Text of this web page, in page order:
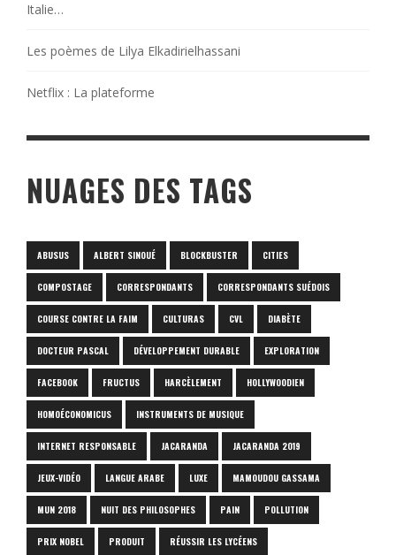
Italie…
Les poèmes de Lilya Elkadirielhassani
Netflix : La plateforme
NUAGES DES TAGS
ABUSUS ALBERT SINOUÉ BLOCKBUSTER CITIES
COMPOSTAGE CORRESPONDANTS CORRESPONDANTS SUÉDOIS
COURSE CONTRE LA FAIM CULTURAS CVL DIABÈTE
DOCTEUR PASCAL DÉVELOPPEMENT DURABLE EXPLORATION
FACEBOOK FRUCTUS HARCÈLEMENT HOLLYWOODIEN
HOMOÉCONOMICUS INSTRUMENTS DE MUSIQUE
INTERNET RESPONSABLE JACARANDA JACARANDA 2019
JEUX-VIDÉO LANGUE ARABE LUXE MAMOUDOU GASSAMA
MUN 2018 NUIT DES PHILOSOPHES PAIN POLLUTION
PRIX NOBEL PRODUIT RÉUSSIR LES LYCÉENS